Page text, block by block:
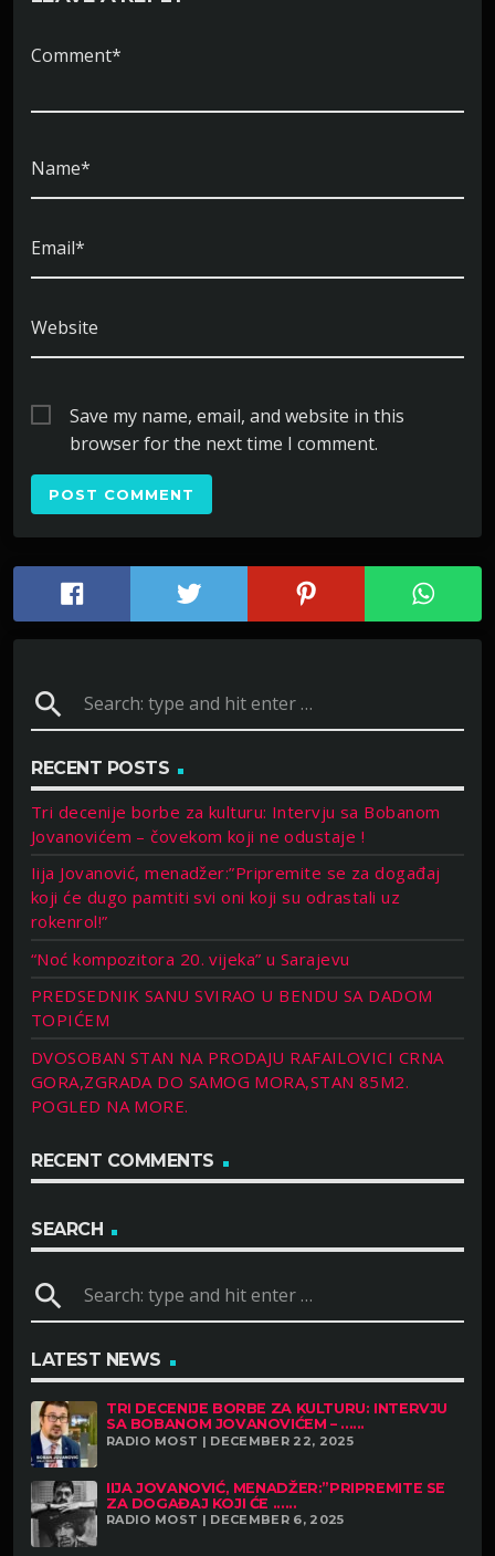
Comment*
Name*
Email*
Website
Save my name, email, and website in this
browser for the next time I comment.
search
RECENT POSTS
Tri decenije borbe za kulturu: Intervju sa Bobanom
Jovanovićem – čovekom koji ne odustaje !
Iija Jovanović, menadžer:”Pripremite se za događaj
koji će dugo pamtiti svi oni koji su odrastali uz
rokenrol!”
“Noć kompozitora 20. vijeka” u Sarajevu
PREDSEDNIK SANU SVIRAO U BENDU SA DADOM
TOPIĆEM
DVOSOBAN STAN NA PRODAJU RAFAILOVICI CRNA
GORA,ZGRADA DO SAMOG MORA,STAN 85M2.
POGLED NA MORE.
RECENT COMMENTS
SEARCH
search
LATEST NEWS
TRI DECENIJE BORBE ZA KULTURU: INTERVJU
SA BOBANOM JOVANOVIĆEM – ......
RADIO MOST | DECEMBER 22, 2025
IIJA JOVANOVIĆ, MENADŽER:”PRIPREMITE SE
ZA DOGAĐAJ KOJI ĆE ......
RADIO MOST | DECEMBER 6, 2025